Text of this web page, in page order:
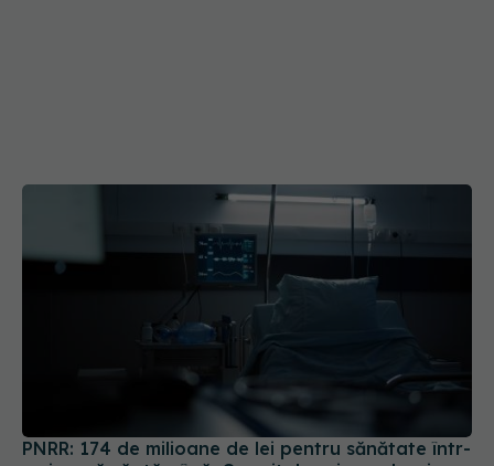
PNRR: 174 de milioane de lei pentru sănătate într-
o singură săptămână. Ce spitale primesc bani
07 aug 2026, 16:41